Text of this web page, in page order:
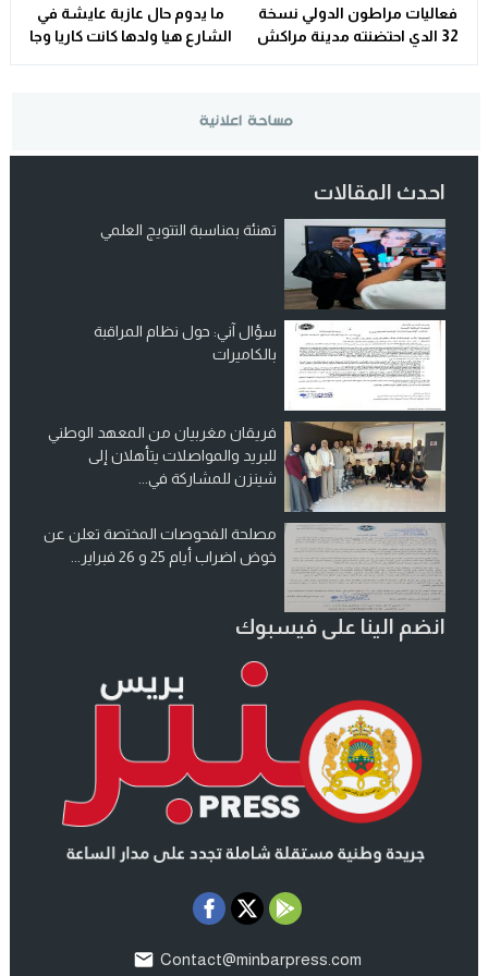
فعاليات مراطون الدولي نسخة
32 الدي احتضنته مدينة مراكش
ما يدوم حال عازبة عايشة في
الشارع هيا ولدها كانت كاريا وجا
احدث المقالات
تهنئة بمناسبة التتويج العلمي
سؤال آني: حول نظام المراقبة
بالكاميرات
فريقان مغربيان من المعهد الوطني
للبريد والمواصلات يتأهلان إلى
شينزن للمشاركة في...
مصلحة الفحوصات المختصة تعلن عن
خوض اضراب أيام 25 و 26 فبراير...
انضم الينا على فيسبوك
Contact@minbarpress.com